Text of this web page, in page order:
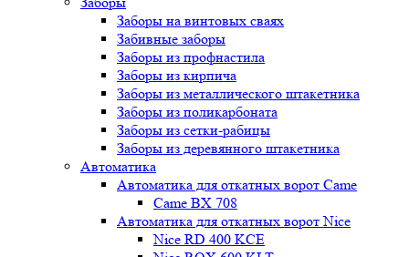
Заборы на винтовых сваях
Забивные заборы
Заборы из профнастила
Заборы из кирпича
Заборы из металлического штакетника
Заборы из поликарбоната
Заборы из сетки-рабицы
Заборы из деревянного штакетника
Автоматика
Автоматика для откатных ворот Came
Came BX 708
Автоматика для откатных ворот Nice
Nice RD 400 KCE